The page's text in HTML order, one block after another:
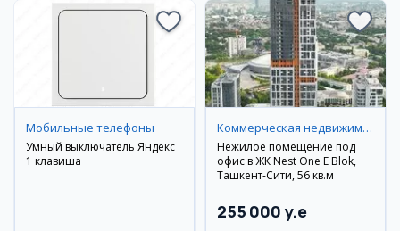
Мобильные телефоны
Умный выключатель Яндекс
1 клавиша
Коммерческая недвижимость
Нежилое помещение под
офис в ЖК Nest One E Blok,
Ташкент-Сити, 56 кв.м
255 000 y.e